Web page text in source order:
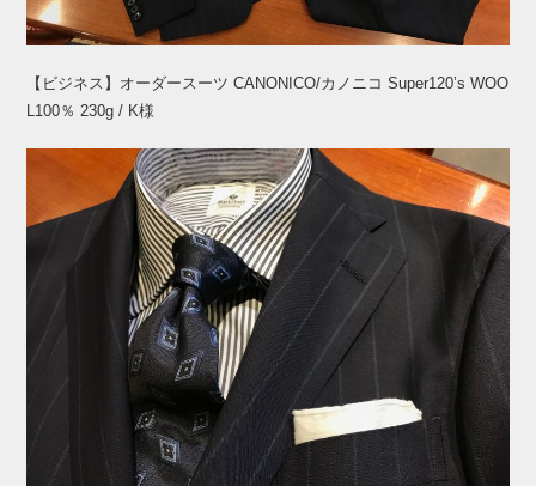
【ビジネス】オーダースーツ CANONICO/カノニコ Super120’s WOO
L100％ 230g / K様